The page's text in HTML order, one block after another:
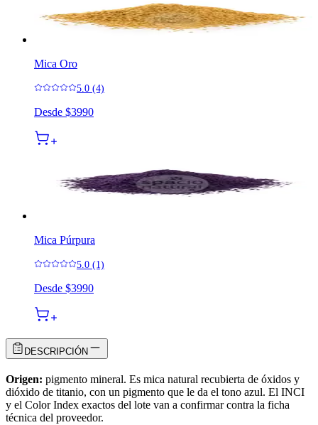
Mica Oro
5.0 (4)
Desde $3990
Mica Púrpura
5.0 (1)
Desde $3990
DESCRIPCIÓN
Origen: pigmento mineral. Es mica natural recubierta de óxidos y
dióxido de titanio, con un pigmento que le da el tono azul. El INCI
y el Color Index exactos del lote van a confirmar contra la ficha
técnica del proveedor.